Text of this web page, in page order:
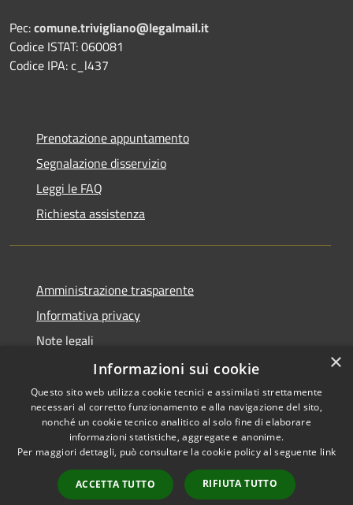
Pec:comune.trivigliano@legalmail.it
Codice ISTAT: 060081
Codice IPA: c_l437
Prenotazione appuntamento
Segnalazione disservizio
Leggi le FAQ
Richiesta assistenza
Amministrazione trasparente
Informativa privacy
Note legali
Dichiarazione di accessibilità
RSS
Accessibilità
Copyright © 2026 • Comune di
Municipium•
Accesso
×
Informazioni sui cookie
Questo sito web utilizza cookie tecnici e assimilati strettamente
necessari al corretto funzionamento e alla navigazione del sito,
nonché un cookie tecnico analitico al solo fine di elaborare
informazioni statistiche, aggregate e anonime.
Per maggiori dettagli, può consultare la cookie policy al seguente link
ACCETTA TUTTO RIFIUTA TUTTO